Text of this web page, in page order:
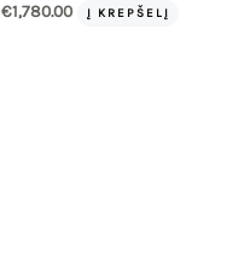
€1,780.00 Į KREPŠELĮ